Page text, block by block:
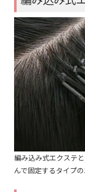
編み込み式エクステ
んで固定するタイプの